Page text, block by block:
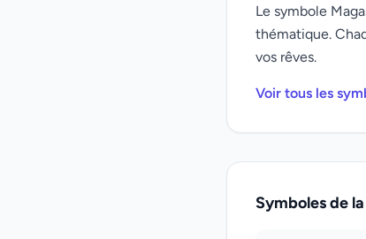
Le symbole
thématique.
vos rêves.
Voir tous les
Symboles de